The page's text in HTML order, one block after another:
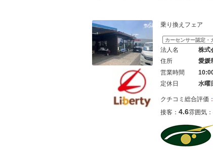
乗り換えフェア
カーセンサー認定・
法人名
株式
住所
愛媛
営業時間
定休日
水曜
クチコミ総合評価：
接客： 4.6雰囲気：